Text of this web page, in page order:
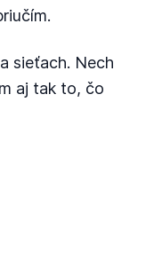
sieťach. Nech
aj tak to, čo